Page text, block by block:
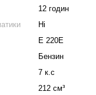
12 годин
Ні
Е 220Е
Бензин
7 к.с
212 см³